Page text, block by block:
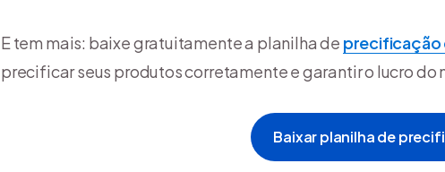
E tem mais: baixe gratuitamente a planilha de precificação
precificar seus produtos corretamente e garantir o lucro do
Baixar planilha de